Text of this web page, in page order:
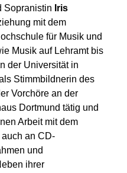
Sopranistin Iris
mit dem
für Musik und
Musik auf Lehramt bis
der Universität in
Stimmbildnerin des
Vorchöre an der
Dortmund tätig und
Arbeit mit dem
an CD-
und
ihrer